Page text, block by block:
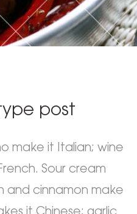
post
make it Italian; wine
Sour cream
and cinnamon make